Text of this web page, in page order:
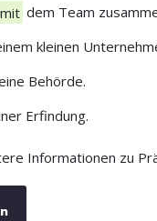
mit dem Team
kleinen
Behörde.
Erfindung.
Informationen zu